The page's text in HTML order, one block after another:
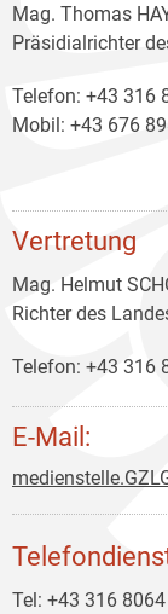
Mag. Thomas
Präsidialrichter
Telefon: +43 316
Mobil: +43 676
Vertretung
Mag. Helmut
Richter des
Telefon: +43 316
E-Mail:
Tel: +43 316